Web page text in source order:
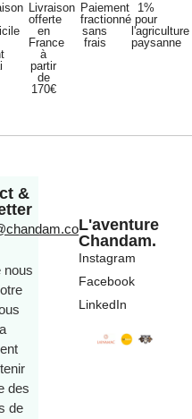
Livraison
offerte
en
France
à
partir
de
170€
Paiement
fractionné
sans
frais
1%
pour
l'agriculture
paysanne
&
nous
des
de
L'aventure
Chandam.
Instagram
Facebook
LinkedIn